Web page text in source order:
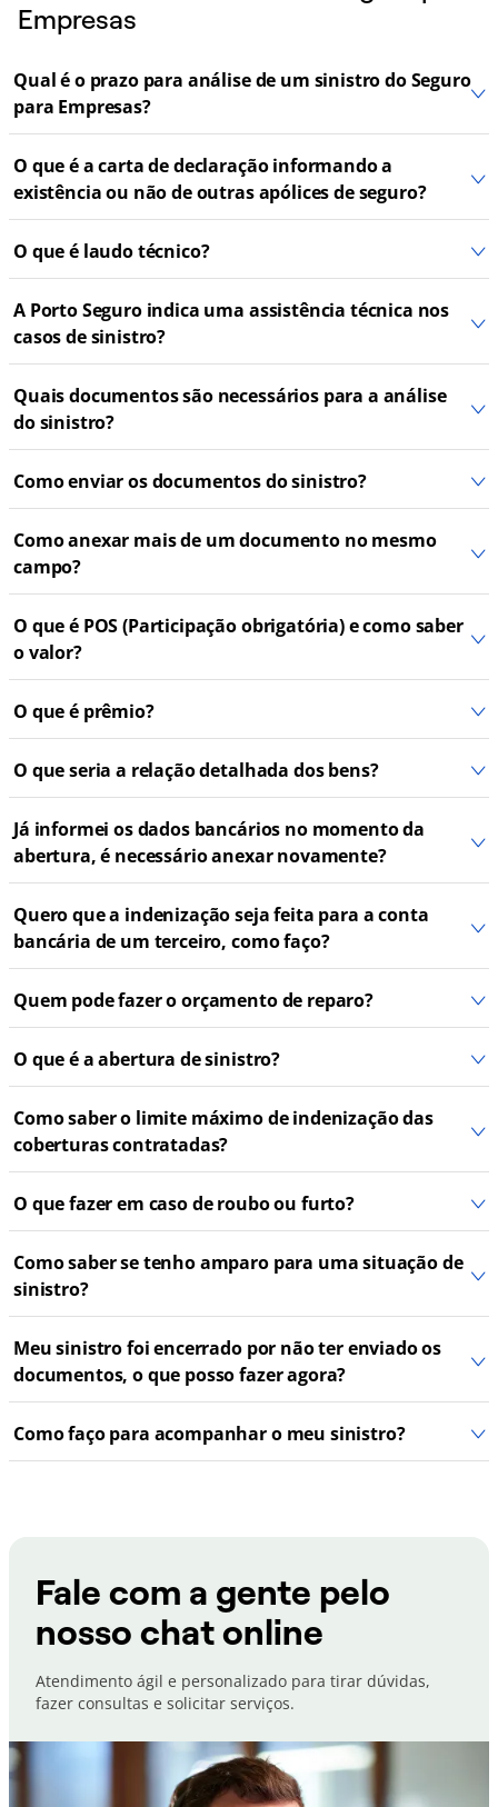
Empresas
Qual é o prazo para análise de um sinistro do Seguro
para Empresas?
O que é a carta de declaração informando a
existência ou não de outras apólices de seguro?
O que é laudo técnico?
A Porto Seguro indica uma assistência técnica nos
casos de sinistro?
Quais documentos são necessários para a análise
do sinistro?
Como enviar os documentos do sinistro?
Como anexar mais de um documento no mesmo
campo?
O que é POS (Participação obrigatória) e como saber
o valor?
O que é prêmio?
O que seria a relação detalhada dos bens?
Já informei os dados bancários no momento da
abertura, é necessário anexar novamente?
Quero que a indenização seja feita para a conta
bancária de um terceiro, como faço?
Quem pode fazer o orçamento de reparo?
O que é a abertura de sinistro?
Como saber o limite máximo de indenização das
coberturas contratadas?
O que fazer em caso de roubo ou furto?
Como saber se tenho amparo para uma situação de
sinistro?
Meu sinistro foi encerrado por não ter enviado os
documentos, o que posso fazer agora?
Como faço para acompanhar o meu sinistro?
Fale com a gente pelo
nosso chat online
Atendimento ágil e personalizado para tirar dúvidas,
fazer consultas e solicitar serviços.